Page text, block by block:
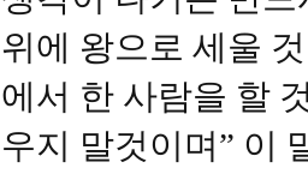
위에 왕으로 세울
에서 한 사람을 할
우지 말것이며” 이